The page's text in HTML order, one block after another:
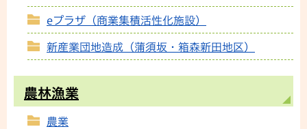
eプラザ（商業集積活性化施設）
新産業団地造成（蒲須坂・箱森新田地区）
農林漁業
農業